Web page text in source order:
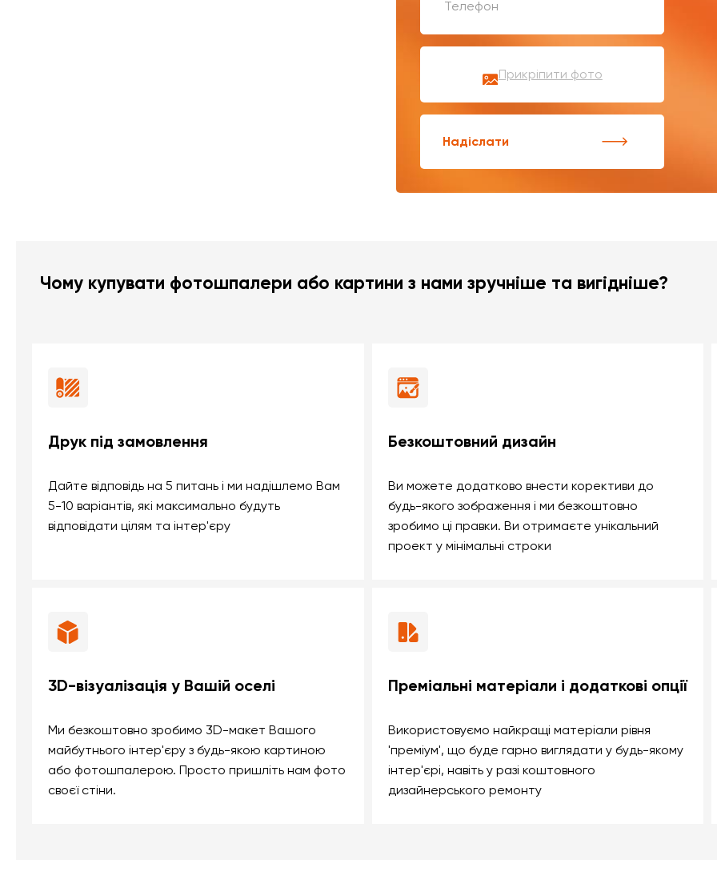
Прикріпити фото
Надіслати
Чому купувати фотошпалери або картини з нами зручніше та вигідніше?
Друк під замовлення
Дайте відповідь на 5 питань і ми надішлемо Вам
5-10 варіантів, які максимально будуть
відповідати цілям та інтер'єру
Безкоштовний дизайн
Ви можете додатково внести корективи до
будь-якого зображення і ми безкоштовно
зробимо ці правки. Ви отримаєте унікальний
проект у мінімальні строки
3D-візуалізація у Вашій оселі
Ми безкоштовно зробимо 3D-макет Вашого
майбутнього інтер'єру з будь-якою картиною
або фотошпалерою. Просто пришліть нам фото
своєї стіни.
Преміальні матеріали і додаткові опції
Використовуємо найкращі матеріали рівня
'преміум', що буде гарно виглядати у будь-якому
інтер'єрі, навіть у разі коштовного
дизайнерського ремонту